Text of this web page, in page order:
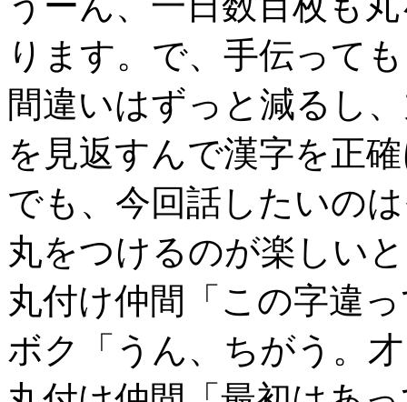
ります。で、手伝って
間違いはずっと減るし
を見返すんで漢字を正
でも、今回話したいの
丸をつけるのが楽しい
丸付け仲間「この字違
ボク「うん、ちがう。